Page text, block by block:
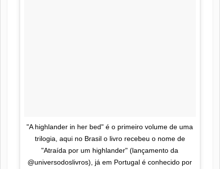
"A highlander in her bed" é o primeiro volume de uma
trilogia, aqui no Brasil o livro recebeu o nome de
"Atraída por um highlander" (lançamento da
@universodoslivros), já em Portugal é conhecido por